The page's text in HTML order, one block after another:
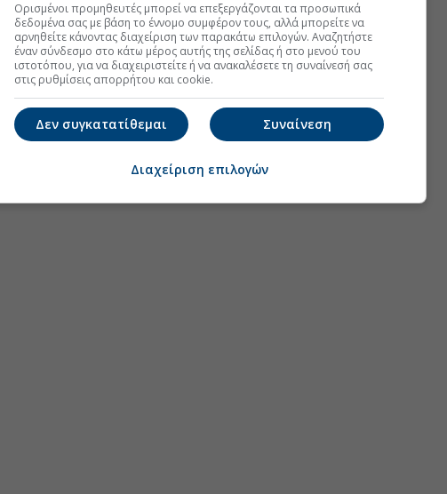
(19:05 25/03/2025)
«άγνωστο x» τους δασμούς (10:25 25/03/2025)
Ορισμένοι προμηθευτές μπορεί να επεξεργάζονται τα προσωπικά
δεδομένα σας με βάση το έννομο συμφέρον τους, αλλά μπορείτε να
αρνηθείτε κάνοντας διαχείριση των παρακάτω επιλογών. Αναζητήστε
έναν σύνδεσμο στο κάτω μέρος αυτής της σελίδας ή στο μενού του
ιστοτόπου, για να διαχειριστείτε ή να ανακαλέσετε τη συναίνεσή σας
στις ρυθμίσεις απορρήτου και cookie.
Συναίνεση
Δεν συγκατατίθεμαι
Διαχείριση επιλογών